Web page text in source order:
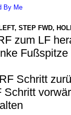
By Me
STEP FWD,
zum LF
Schritt
Schritt